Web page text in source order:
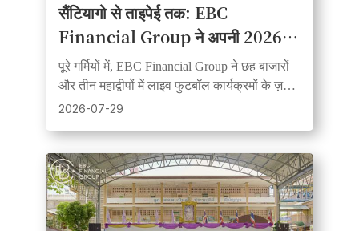
सैंटियागो से ताइपेई तक: EBC
Financial Group ने अपनी 2026
की फुटबॉल फीवर वॉच-पार्टी श्रृंखला का
समापन किया
पूरे गर्मियों में, EBC Financial Group ने छह बाजारों
और तीन महाद्वीपों में लाइव फुटबॉल कार्यक्रमों के ज़रिये
ग्राहकों, साझेदारों और समर्थकों को एकजुट किया।
2026-07-29